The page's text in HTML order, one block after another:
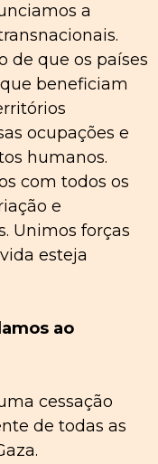
a
de que os países
beneficiam
ocupações e
humanos.
com todos os
e
Unimos forças
esteja
ao
cessação
de todas as